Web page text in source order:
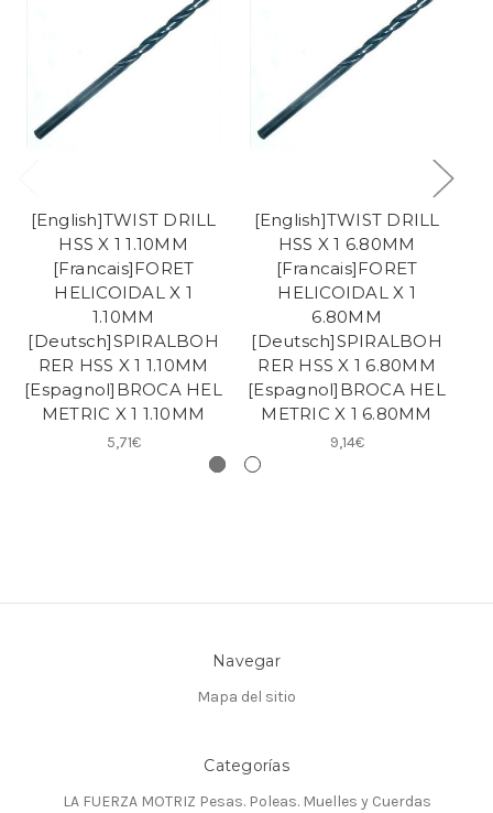
[English]TWIST DRILL
HSS X 1 1.10MM
[Francais]FORET
HELICOIDAL X 1
1.10MM
[Deutsch]SPIRALBOH
RER HSS X 1 1.10MM
[Espagnol]BROCA HEL
METRIC X 1 1.10MM
5,71€
[English]TWIST DRILL
HSS X 1 6.80MM
[Francais]FORET
HELICOIDAL X 1
6.80MM
[Deutsch]SPIRALBOH
RER HSS X 1 6.80MM
[Espagnol]BROCA HEL
METRIC X 1 6.80MM
9,14€
Navegar
Mapa del sitio
Categorías
LA FUERZA MOTRIZ Pesas. Poleas. Muelles y Cuerdas